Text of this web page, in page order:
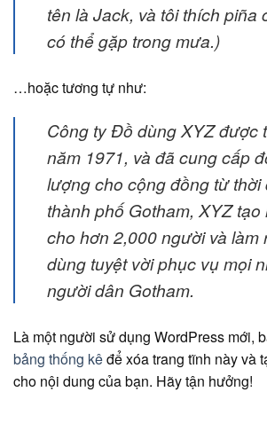
tên là Jack, và tôi thích piña
có thể gặp trong mưa.)
…hoặc tương tự như:
Công ty Đồ dùng XYZ được
năm 1971, và đã cung cấp
lượng cho cộng đồng từ thời
thành phố Gotham, XYZ tạo
cho hơn 2,000 người và làm
dùng tuyệt vời phục vụ mọi
người dân Gotham.
Là một người sử dụng WordPress mới,
bảng thống kêđể xóa trang tĩnh này và
cho nội dung của bạn. Hãy tận hưởng!